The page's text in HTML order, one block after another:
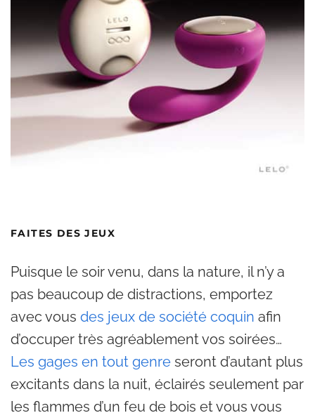
FAITES DES JEUX
Puisque le soir venu, dans la nature, il n’y a
pas beaucoup de distractions, emportez
avec vous des jeux de société coquin afin
d’occuper très agréablement vos soirées…
Les gages en tout genre seront d’autant plus
excitants dans la nuit, éclairés seulement par
les flammes d’un feu de bois et vous vous